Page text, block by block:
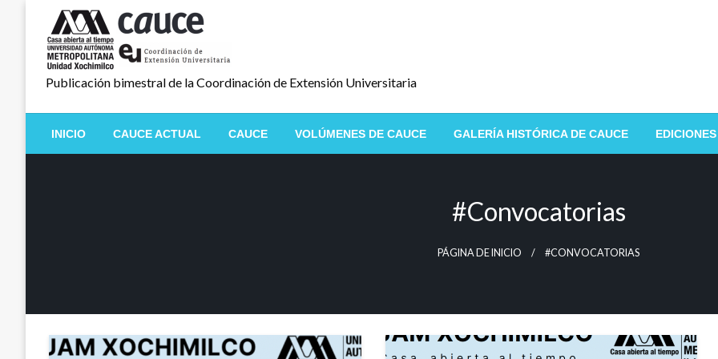
contenido
Publicación bimestral de la Coordinación de Extensión Universitaria
INICIO CAUCE ACTUAL CAUCE VOLÚMENES DE CAUCE GALERÍA HISTÓRICA DE CAUCE
#convocatorias
PÁGINA DE INICIO #CONVOCATORIAS